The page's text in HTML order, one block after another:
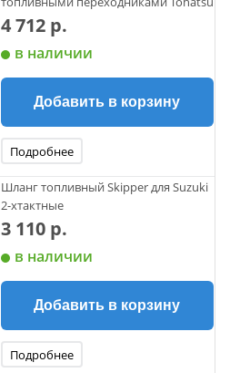
4 712 р.
в наличии
Добавить в корзину
Подробнее
Шланг топливный Skipper для Suzuki
2-хтактные
3 110 р.
в наличии
Добавить в корзину
Подробнее